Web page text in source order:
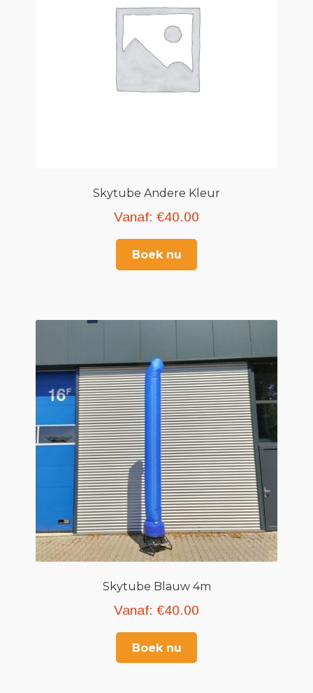
Skytube Andere Kleur
Vanaf: €40.00
Boek nu
Skytube Blauw 4m
Vanaf: €40.00
Boek nu